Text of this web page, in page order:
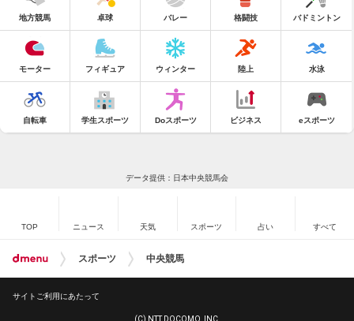
地方競馬 卓球 バレー 格闘技 バドミントン
モーター フィギュア ウィンター 陸上 水泳
自転車 学生スポーツ Doスポーツ ビジネス eスポーツ
データ提供：日本中央競馬会
TOP ニュース 天気 スポーツ 占い すべて
スポーツ 中央競馬
サイトご利用にあたって
(C) NTT DOCOMO, INC.